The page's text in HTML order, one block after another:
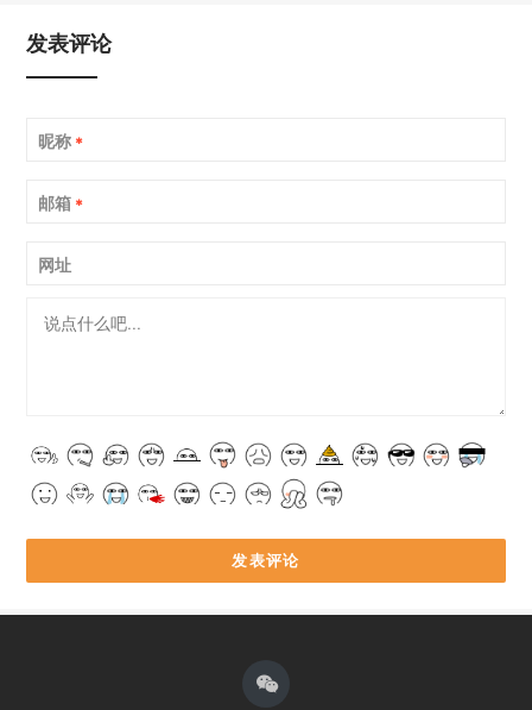
发表评论
昵称 *
邮箱 *
网址